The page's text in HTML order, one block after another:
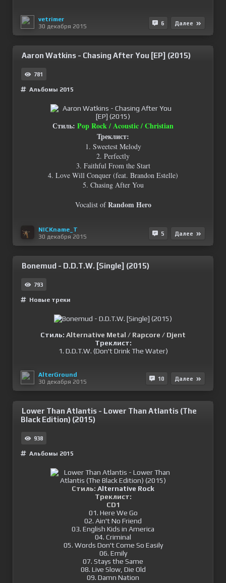
vetrimer
30 декабря 2015
6 Далее
Aaron Watkins - Chasing After You [EP] (2015)
781
Альбомы 2015
Стиль: Pop Rock / Acoustic / Christian
Треклист:
1. Sweetest Melody
2. Perfectly
3. Faithful From the Start
4. Love Will Conquer (feat. Brandon Estelle)
5. Chasing After You
Vocalist ofRandom Hero
NICKname_T
30 декабря 2015
5 Далее
Bonemud - D.D.T.W. [Single] (2015)
793
Новые треки
Стиль: Alternative Metal / Rapcore / Djent
Треклист:
1. D.D.T.W. (Don't Drink The Water)
AlterGround
30 декабря 2015
10 Далее
Lower Than Atlantis - Lower Than Atlantis (The
Black Edition) (2015)
938
Альбомы 2015
Стиль: Alternative Rock
Треклист:
CD1
01. Here We Go
02. Ain't No Friend
03. English Kids in America
04. Criminal
05. Words Don't Come So Easily
06. Emily
07. Stays the Same
08. Live Slow, Die Old
09. Damn Nation